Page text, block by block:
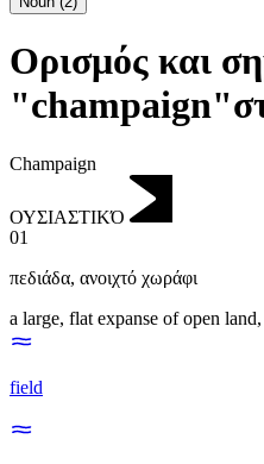
Ορισμός και
Champaign
ΟΥΣΙΑΣΤΙΚΌ
01
πεδιάδα, ανοιχτό χωράφι
a large, flat expanse of open
field